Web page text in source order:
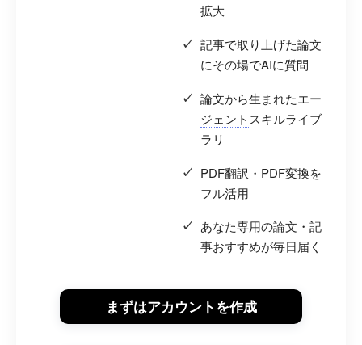
拡大
記事で取り上げた論文
にその場でAIに質問
論文から生まれたエー
ジェント スキルライブ
ラリ
PDF翻訳・PDF変換を
フル活用
あなた専用の論文・記
事おすすめが毎日届く
まずはアカウントを作成